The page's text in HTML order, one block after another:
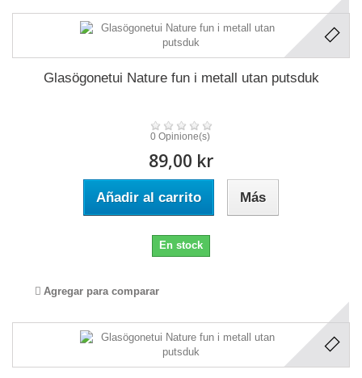
Glasögonetui Nature fun i metall utan putsduk
0 Opinione(s)
89,00 kr
Añadir al carrito Más
En stock
Agregar para comparar